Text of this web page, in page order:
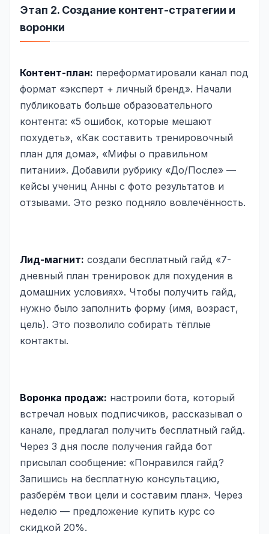
Этап 2. Создание контент-стратегии и
воронки
Контент-план: переформатировали канал под
формат «эксперт + личный бренд». Начали
публиковать больше образовательного
контента: «5 ошибок, которые мешают
похудеть», «Как составить тренировочный
план для дома», «Мифы о правильном
питании». Добавили рубрику «До/После» —
кейсы учениц Анны с фото результатов и
отзывами. Это резко подняло вовлечённость.
Лид-магнит: создали бесплатный гайд «7-
дневный план тренировок для похудения в
домашних условиях». Чтобы получить гайд,
нужно было заполнить форму (имя, возраст,
цель). Это позволило собирать тёплые
контакты.
Воронка продаж: настроили бота, который
встречал новых подписчиков, рассказывал о
канале, предлагал получить бесплатный гайд.
Через 3 дня после получения гайда бот
присылал сообщение: «Понравился гайд?
Запишись на бесплатную консультацию,
разберём твои цели и составим план». Через
неделю — предложение купить курс со
скидкой 20%.